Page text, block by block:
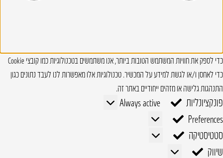
כדי לספק את חוויות המשתמש הטובות ביותר, אנו משתמשים בטכנולוגיות כמו קובצי Cookie
כדי לאחסן ו/או לגשת למידע על המכשיר. טכנולוגיות אלו מאפשרות לנו לעבד נתונים כגון
התנהגות גלישה או מזהים ייחודיים באתר זה.
פונקציונליות פונקציונליות
Always active
Preferences
Preferences
סטטיסטיקה
סטטיסטיקה
שיווק
שיווק